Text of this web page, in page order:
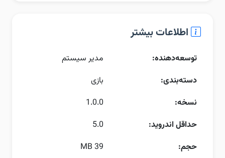
اطلاعات بیشتر
توسعه‌دهنده:
مدیر سیستم
دسته‌بندی:
بازی
نسخه:
1.0.0
حداقل اندروید:
5.0
حجم:
39 MB